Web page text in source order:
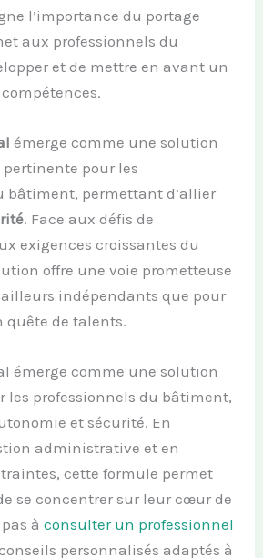
l’importance du portage
aux professionnels du
et de mettre en avant un
émerge comme une solution
pour les
bâtiment, permettant d’allier
. Face aux défis de
exigences croissantes du
offre une voie prometteuse
indépendants que pour
quête de talents.
émerge comme une solution
les professionnels du bâtiment,
et sécurité. En
administrative et en
cette formule permet
se concentrer sur leur cœur de
pas àconsulter un professionnel
personnalisés adaptés à